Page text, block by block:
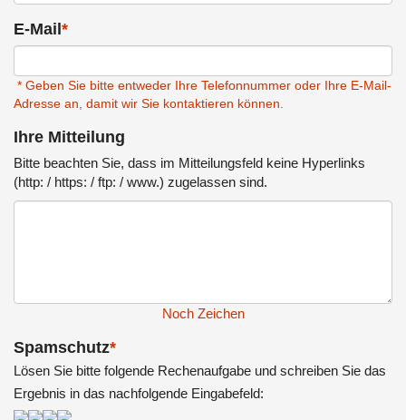
E-Mail*
* Geben Sie bitte entweder Ihre Telefonnummer oder Ihre E-Mail-
Adresse an, damit wir Sie kontaktieren können.
Ihre Mitteilung
Bitte beachten Sie, dass im Mitteilungsfeld keine Hyperlinks
(http: / https: / ftp: / www.) zugelassen sind.
Noch Zeichen
Spamschutz*
Lösen Sie bitte folgende Rechenaufgabe und schreiben Sie das
Ergebnis in das nachfolgende Eingabefeld: